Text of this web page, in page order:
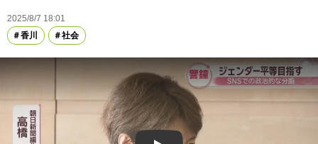
2025/8/7 18:01
香川
社会